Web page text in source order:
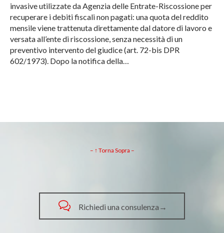
invasive utilizzate da Agenzia delle Entrate-Riscossione per
recuperare i debiti fiscali non pagati: una quota del reddito
mensile viene trattenuta direttamente dal datore di lavoro e
versata all’ente di riscossione, senza necessità di un
preventivo intervento del giudice (art. 72-bis DPR
602/1973). Dopo la notifica della…
– ↑ Torna Sopra –
 Richiedi una consulenza→